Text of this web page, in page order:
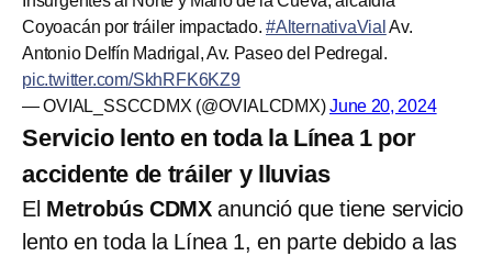
Coyoacán por tráiler impactado.#AlternativaVial Av.
Antonio Delfín Madrigal, Av. Paseo del Pedregal.
pic.twitter.com/SkhRFK6KZ9
— OVIAL_SSCCDMX (@OVIALCDMX)June 20, 2024
Servicio lento en toda la Línea 1 por
accidente de tráiler y lluvias
El Metrobús CDMX anunció que tiene servicio
lento en toda la Línea 1, en parte debido a las